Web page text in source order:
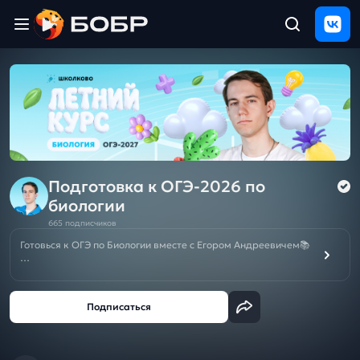
ЩЕЛЧОК
2026
Полезные
материалы
Проверка
сочинений
Тех
и
Подготовка к ОГЭ-2026 по
биологии
665 подписчиков
Готовься к ОГЭ по Биологии вместе с Егором Андреевичем📚
☑️Курс подготовки к ОГЭ 2026/2027 по Биологии с Егором